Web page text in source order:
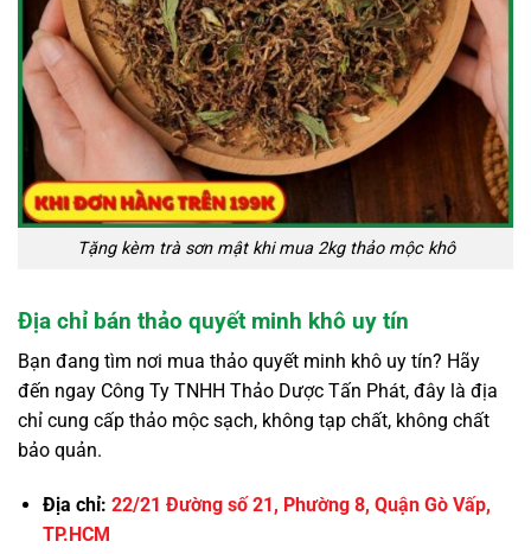
Tặng kèm trà sơn mật khi mua 2kg thảo mộc khô
Địa chỉ bán thảo quyết minh khô uy tín
Bạn đang tìm nơi mua thảo quyết minh khô uy tín? Hãy
đến ngay Công Ty TNHH Thảo Dược Tấn Phát, đây là địa
chỉ cung cấp thảo mộc sạch, không tạp chất, không chất
bảo quản.
Địa chỉ: 22/21 Đường số 21, Phường 8, Quận Gò Vấp,
TP.HCM